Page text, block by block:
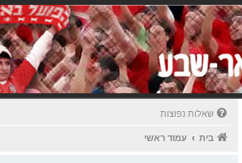
שאלות נפוצות
בית עמוד ראשי